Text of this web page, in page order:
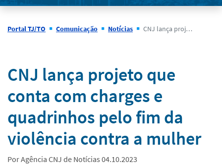
Portal TJ/TO Comunicação Notícias CNJ lança projeto que conta com charges e quadrinhos pelo fim da violência contra a mulher
Notícias
CNJ lança projeto que
conta com charges e
quadrinhos pelo fim da
violência contra a mulher
Por Agência CNJ de Notícias 04.10.2023